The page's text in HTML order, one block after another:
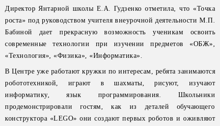
Директор Янтарной школы Е.А. Гудзенко отметила, что «Точка
роста» под руководством учителя внеурочной деятельности М.П.
Бабиной дает прекрасную возможность ученикам освоить
современные технологии при изучении предметов «ОБЖ»,
«Технология», «Физика», «Информатика».
В Центре уже работают кружки по интересам, ребята занимаются
робототехникой, играют в шахматы, рисуют, изучают
информатику, язык программирования. Школьники
продемонстрировали гостям, как из деталей обучающего
конструктора «LEGO» они создают первых роботов и оживляют